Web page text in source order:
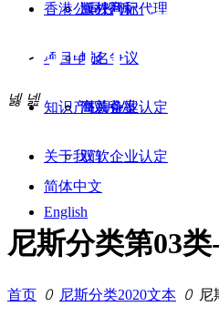
版权登记
域名争议
海关备案
海外商标代理
香港公司投诉
项目申报
高新企业认定
双软企业认定
知识产权诉讼
关于我们
畅科同
넳 넲
简体中文
English
尼斯分类第03
首页 ꄲ 尼斯分类2020文本 ꄲ 尼